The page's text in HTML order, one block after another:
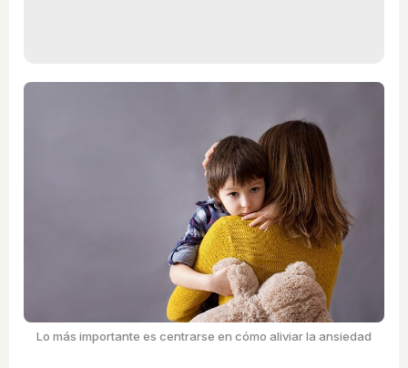
Lo más importante es centrarse en cómo aliviar la ansiedad